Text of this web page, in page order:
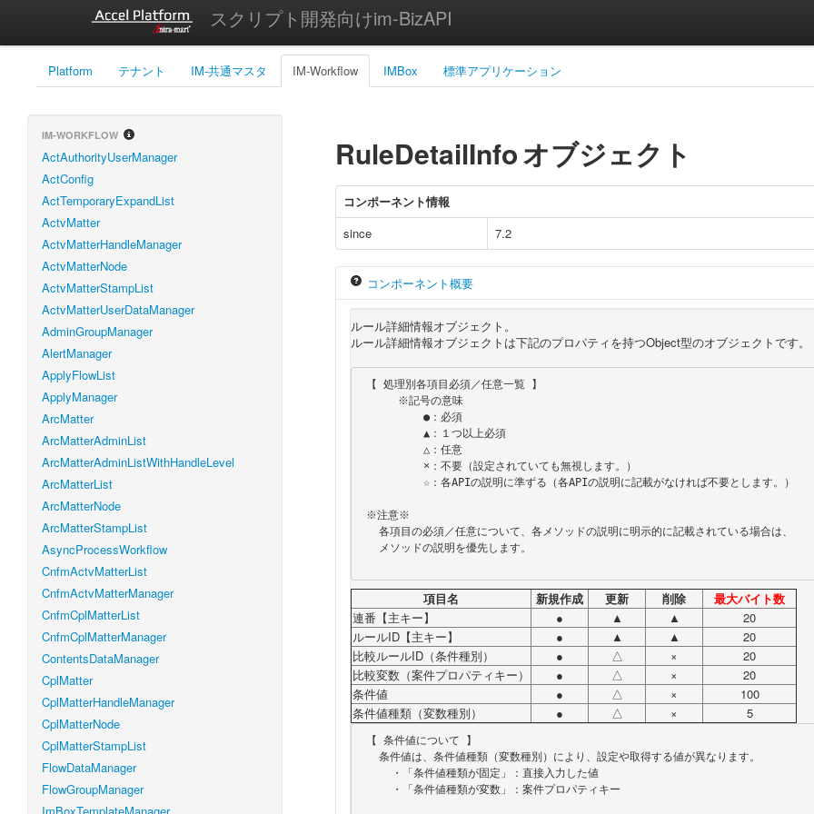
スクリプト開発向けim-BizAPI
Platform テナント IM-共通マスタ IM-Workflow IMBox 標準アプリケーション
IM-WORKFLOW
ActAuthorityUserManager
ActConfig
ActTemporaryExpandList
ActvMatter
ActvMatterHandleManager
ActvMatterNode
ActvMatterStampList
ActvMatterUserDataManager
AdminGroupManager
AlertManager
ApplyFlowList
ApplyManager
ArcMatter
ArcMatterAdminList
ArcMatterAdminListWithHandleLevel
ArcMatterList
ArcMatterNode
ArcMatterStampList
AsyncProcessWorkflow
CnfmActvMatterList
CnfmActvMatterManager
CnfmCplMatterList
CnfmCplMatterManager
ContentsDataManager
CplMatter
CplMatterHandleManager
CplMatterNode
CplMatterStampList
FlowDataManager
FlowGroupManager
RuleDetailInfoオブジェクト
コンポーネント情報
since
7.2
コンポーネント概要
ルール詳細情報オブジェクト。
ルール詳細情報オブジェクトは下記のプロパティを持つObject型のオブジェクトです。
項目名 新規作成 更新 削除
最大バイト数
連番【主キー】
● ▲ ▲
20
ルールID【主キー】
● ▲ ▲
20
比較ルールID（条件種別）
● △ ×
20
比較変数（案件プロパティキー）
● △ ×
20
条件値
● △ ×
100
条件値種類（変数種別）
● △ × 5